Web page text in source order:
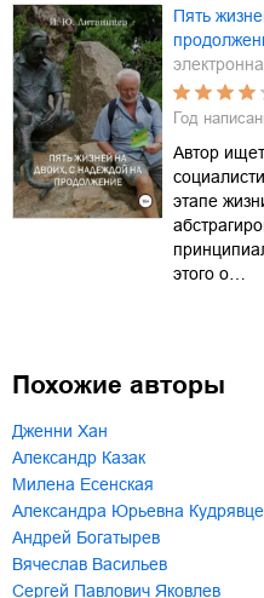
Пять
Год
Автор
этапе
этого о…
Похожие авторы
Дженни Хан
Александр Казак
Милена Есенская
Александра Юрьевна
Андрей Богатырев
Вячеслав Васильев
Сергей Павлович Яковлев